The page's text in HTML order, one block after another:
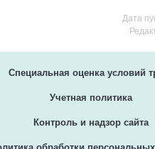
Дата
Специальная оценка условий
Учетная политика
Контроль и надзор сайта